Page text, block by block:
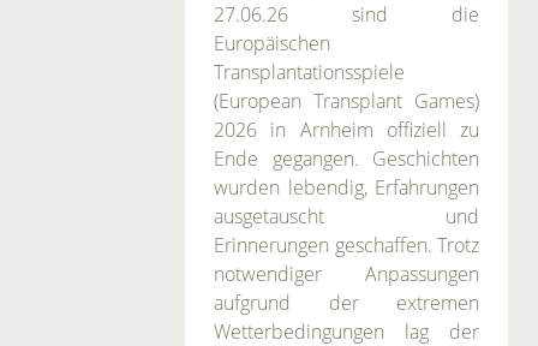
27.06.26 sind die
Europäischen
Transplantationsspiele
(European Transplant Games)
2026 in Arnheim offiziell zu
Ende gegangen. Geschichten
wurden lebendig, Erfahrungen
ausgetauscht und
Erinnerungen geschaffen. Trotz
notwendiger Anpassungen
aufgrund der extremen
Wetterbedingungen lag der